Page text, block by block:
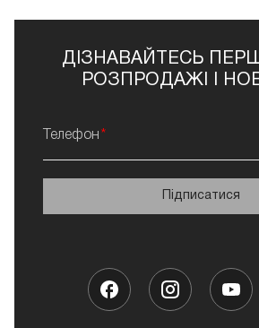
ДІЗНАВАЙТЕСЬ
РОЗПРОДАЖІ І
Телефон
Підписатися